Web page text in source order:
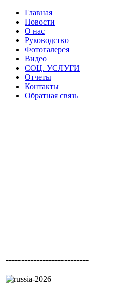
Главная
Новости
О нас
Руководство
Фотогалерея
Видео
СОЦ. УСЛУГИ
Отчеты
Контакты
Обратная связь
---------------------------